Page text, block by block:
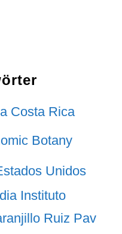
Costa Rica
Botany
Unidos
Instituto
Ruiz Pav